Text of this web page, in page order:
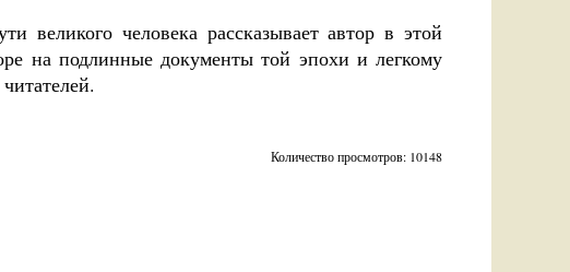
великого человека рассказывает автор в этой
на подлинные документы той эпохи и легкому
Количество просмотров: 10148